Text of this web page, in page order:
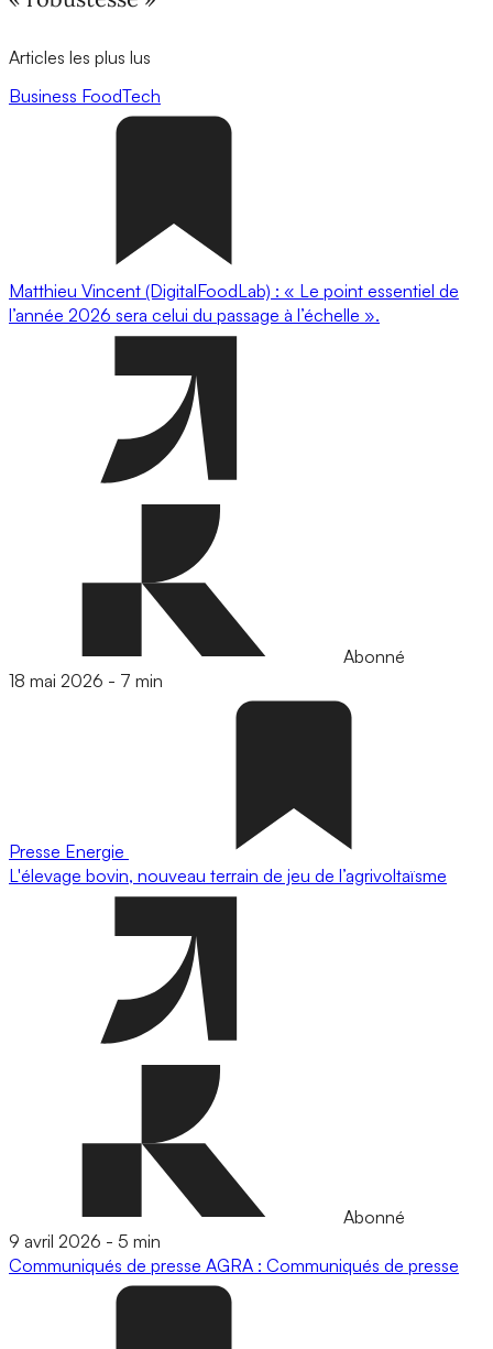
Articles les plus lus
Business FoodTech
Matthieu Vincent (DigitalFoodLab) : « Le point essentiel de
l’année 2026 sera celui du passage à l’échelle ».
Abonné
18 mai 2026 - 7 min
Presse Energie
L'élevage bovin, nouveau terrain de jeu de l’agrivoltaïsme
Abonné
9 avril 2026 - 5 min
Communiqués de presse AGRA : Communiqués de presse